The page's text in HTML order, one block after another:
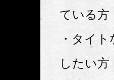
ている方
・タイ
したい方